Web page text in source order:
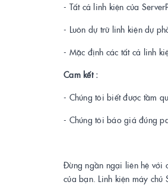
- Tất cả linh kiện của
- Luôn dự trữ linh kiện dự
- Mặc định các tất cả linh
Cam kết :
- Chúng tôi biết được tầm
- Chúng tôi báo giá đúng
Đừng ngần ngại liên hệ với
của bạn. Linh kiện máy chủ